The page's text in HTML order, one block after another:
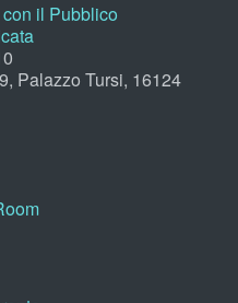
il Pubblico
Palazzo Tursi, 16124